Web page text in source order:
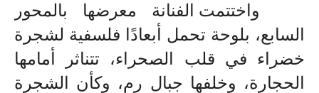
واختتمت الفنانة معرضها بالمحور
السابع، بلوحة تحمل أبعادًا فلسفية لشجرة
خضراء في قلب الصحراء، تتناثر أمامها
الحجارة، وخلفها جبال رم، وكأن الشجرة